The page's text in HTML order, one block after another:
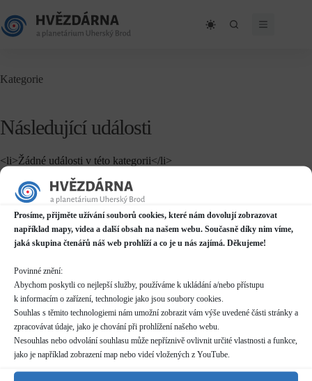
Prosíme, přijměte užívání souborů cookies, které nám dovolují zobrazovat
například mapy, videa a další obsah na našem webu. Současně díky nim víme,
jaká skupina čtenářů náš web prohlíží a co je u nás zajímá. Děkujeme!
Povinné znění:
Abychom poskytli co nejlepší služby, používáme k ukládání a/nebo přístupu
k informacím o zařízení, technologie jako jsou soubory cookies.
Souhlas s těmito technologiemi nám umožní zobrazit vám výše uvedené části stránky a
zpracovávat údaje, jako je chování při prohlížení našeho webu.
Nesouhlas nebo odvolání souhlasu může nepříznivě ovlivnit určité vlastnosti a funkce,
jako je například zobrazení map nebo videí vložených z YouTube.
to
content
Kategorie
Následující události
<li>Žádné události v této kategorii</li>